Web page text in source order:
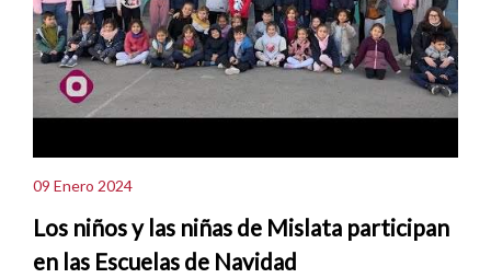
09 Enero 2024
Los niños y las niñas de Mislata participan
en las Escuelas de Navidad